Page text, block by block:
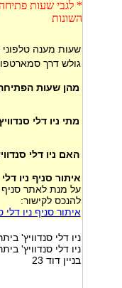
* לגבי שעות
השונות
שעות מענה טלפוני
גולש דרך
מהן שעות
מתי ניו דלי
האם ניו דלי
איתור סניף ניו דלי
על מנת לאתר סניף
להנכס לקישור:
איתור סניף ניו דלי
ניו דלי סנדוויץ'
ניו דלי סנדוויץ'
בניין דוד 23